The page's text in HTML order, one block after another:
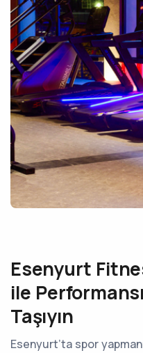
Esenyurt
ile
Taşıyın
Esenyurt’ta spor